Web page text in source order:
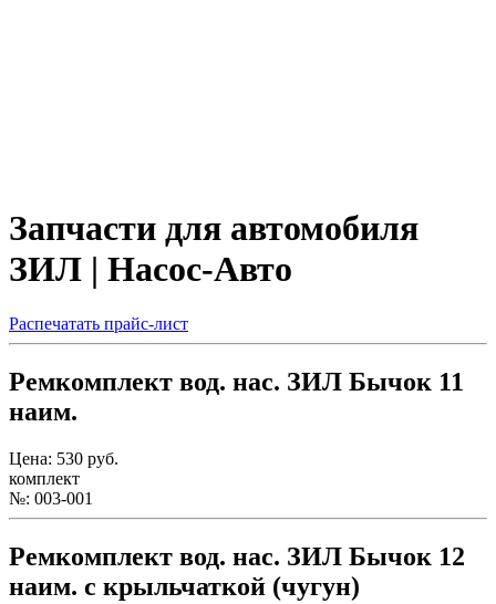
Запчасти для автомобиля
ЗИЛ | Насос-Авто
Распечатать прайс-лист
Ремкомплект вод. нас. ЗИЛ Бычок 11
наим.
Цена: 530 руб.
комплект
№: 003-001
Ремкомплект вод. нас. ЗИЛ Бычок 12
наим. с крыльчаткой (чугун)